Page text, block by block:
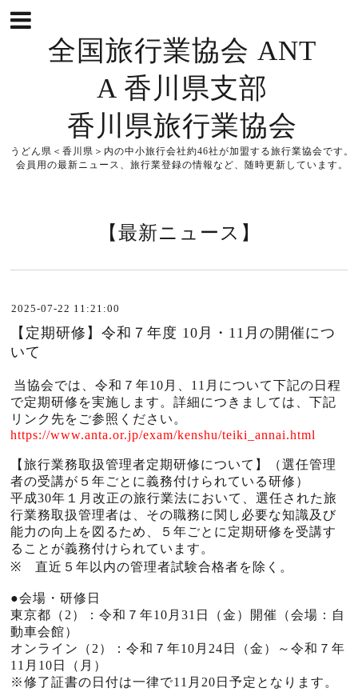
全国旅行業協会 ANT
A 香川県支部
香川県旅行業協会
うどん県＜香川県＞内の中小旅行会社約46社が加盟する旅行業協会です。
会員用の最新ニュース、旅行業登録の情報など、随時更新しています。
【最新ニュース】
2025-07-22 11:21:00
【定期研修】令和７年度 10月・11月の開催につ
いて
当協会では、令和７年10月、11月について下記の日程
で定期研修を実施します。詳細につきましては、下記
リンク先をご参照ください。
https://www.anta.or.jp/exam/kenshu/teiki_annai.html
【旅行業務取扱管理者定期研修について】（選任管理
者の受講が５年ごとに義務付けられている研修）
平成30年１月改正の旅行業法において、選任された旅
行業務取扱管理者は、その職務に関し必要な知識及び
能力の向上を図るため、５年ごとに定期研修を受講す
ることが義務付けられています。
※ 直近５年以内の管理者試験合格者を除く。
●会場・研修日
東京都（2）：令和７年10月31日（金）開催（会場：自
動車会館）
オンライン（2）：令和７年10月24日（金）～令和７年
11月10日（月）
※修了証書の日付は一律で11月20日予定となります。